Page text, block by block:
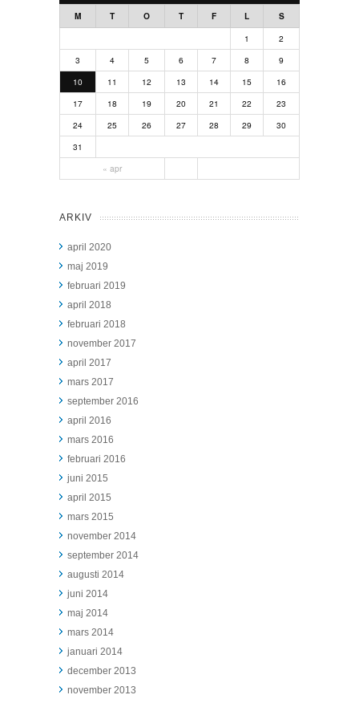
M T O T F L S
« apr
1
2
3
4 5 6 7 8
9
10
11 12 13 14 15
16
17
18 19 20 21 22
23
24
25 26 27 28 29
30
31
ARKIV
april 2020
maj 2019
februari 2019
april 2018
februari 2018
november 2017
april 2017
mars 2017
september 2016
april 2016
mars 2016
februari 2016
juni 2015
april 2015
mars 2015
november 2014
september 2014
augusti 2014
juni 2014
maj 2014
mars 2014
januari 2014
december 2013
november 2013